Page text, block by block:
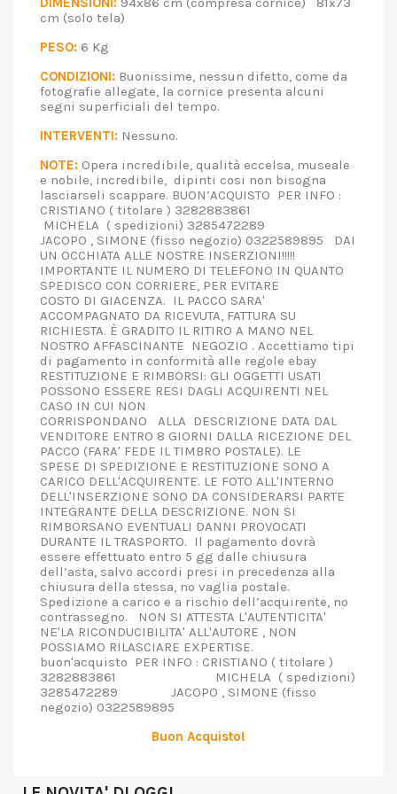
cm (solo tela)
PESO: 6 Kg
CONDIZIONI: Buonissime, nessun difetto, come da
fotografie allegate, la cornice presenta alcuni
segni superficiali del tempo.
INTERVENTI: Nessuno.
NOTE: Opera incredibile, qualità eccelsa, museale
e nobile, incredibile, dipinti cosi non bisogna
lasciarseli scappare. BUON’ACQUISTO PER INFO :
CRISTIANO ( titolare ) 3282883861
MICHELA ( spedizioni) 3285472289
JACOPO , SIMONE (fisso negozio) 0322589895 DAI
UN OCCHIATA ALLE NOSTRE INSERZIONI!!!!!
IMPORTANTE IL NUMERO DI TELEFONO IN QUANTO
SPEDISCO CON CORRIERE, PER EVITARE
COSTO DI GIACENZA. IL PACCO SARA'
ACCOMPAGNATO DA RICEVUTA, FATTURA SU
RICHIESTA. È GRADITO IL RITIRO A MANO NEL
NOSTRO AFFASCINANTE NEGOZIO . Accettiamo tipi
di pagamento in conformità alle regole ebay
RESTITUZIONE E RIMBORSI: GLI OGGETTI USATI
POSSONO ESSERE RESI DAGLI ACQUIRENTI NEL
CASO IN CUI NON
CORRISPONDANO ALLA DESCRIZIONE DATA DAL
VENDITORE ENTRO 8 GIORNI DALLA RICEZIONE DEL
PACCO (FARA' FEDE IL TIMBRO POSTALE). LE
SPESE DI SPEDIZIONE E RESTITUZIONE SONO A
CARICO DELL'ACQUIRENTE. LE FOTO ALL'INTERNO
DELL'INSERZIONE SONO DA CONSIDERARSI PARTE
INTEGRANTE DELLA DESCRIZIONE. NON SI
RIMBORSANO EVENTUALI DANNI PROVOCATI
DURANTE IL TRASPORTO. Il pagamento dovrà
essere effettuato entro 5 gg dalle chiusura
dell’asta, salvo accordi presi in precedenza alla
chiusura della stessa, no vaglia postale.
Spedizione a carico e a rischio dell’acquirente, no
contrassegno. NON SI ATTESTA L'AUTENTICITA'
NE'LA RICONDUCIBILITA' ALL'AUTORE , NON
POSSIAMO RILASCIARE EXPERTISE.
buon'acquisto PER INFO : CRISTIANO ( titolare )
3282883861 MICHELA ( spedizioni)
3285472289 JACOPO , SIMONE (fisso
negozio) 0322589895
Buon Acquisto!